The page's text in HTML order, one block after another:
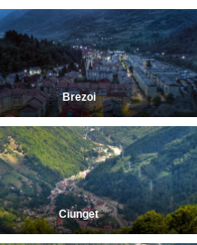
Brezoi
Ciunget